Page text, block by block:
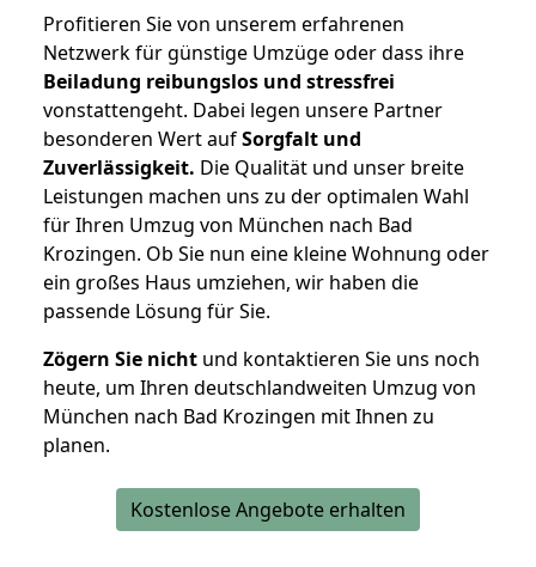
Profitieren Sie von unserem erfahrenen
Netzwerk für günstige Umzüge oder dass ihre
Beiladung reibungslos und stressfrei
vonstattengeht. Dabei legen unsere Partner
besonderen Wert aufSorgfalt und
Zuverlässigkeit. Die Qualität und unser breite
Leistungen machen uns zu der optimalen Wahl
für Ihren Umzug von München nach Bad
Krozingen. Ob Sie nun eine kleine Wohnung oder
ein großes Haus umziehen, wir haben die
passende Lösung für Sie.
Zögern Sie nicht und kontaktieren Sie uns noch
heute, um Ihren deutschlandweiten Umzug von
München nach Bad Krozingen mit Ihnen zu
planen.
Kostenlose Angebote erhalten